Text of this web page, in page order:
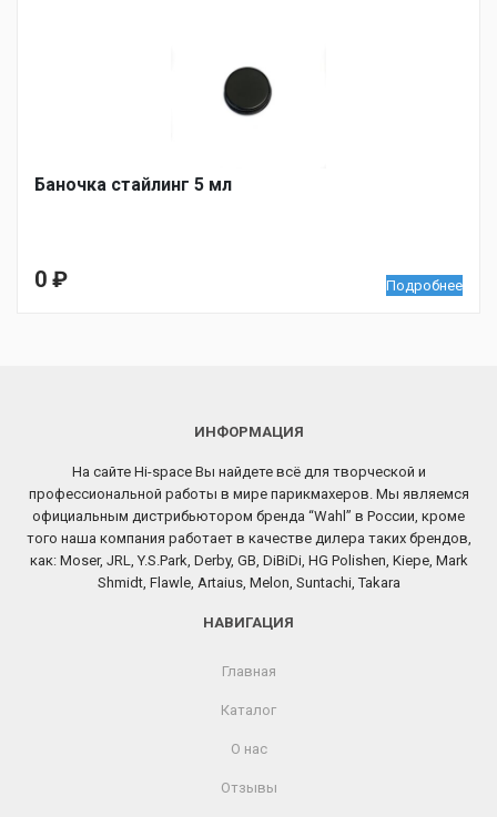
Баночка стайлинг 5 мл
0 ₽ Подробнее
ИНФОРМАЦИЯ
На сайте Hi-space Вы найдете всё для творческой и
профессиональной работы в мире парикмахеров. Мы являемся
официальным дистрибьютором бренда “Wahl” в России, кроме
того наша компания работает в качестве дилера таких брендов,
как: Moser, JRL, Y.S.Park, Derby, GB, DiBiDi, HG Polishen, Kiepe, Mark
Shmidt, Flawle, Artaius, Melon, Suntachi, Takara
НАВИГАЦИЯ
Главная
Каталог
О нас
Отзывы